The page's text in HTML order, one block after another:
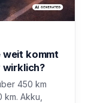
weit kommt
wirklich?
450 km
Akku,